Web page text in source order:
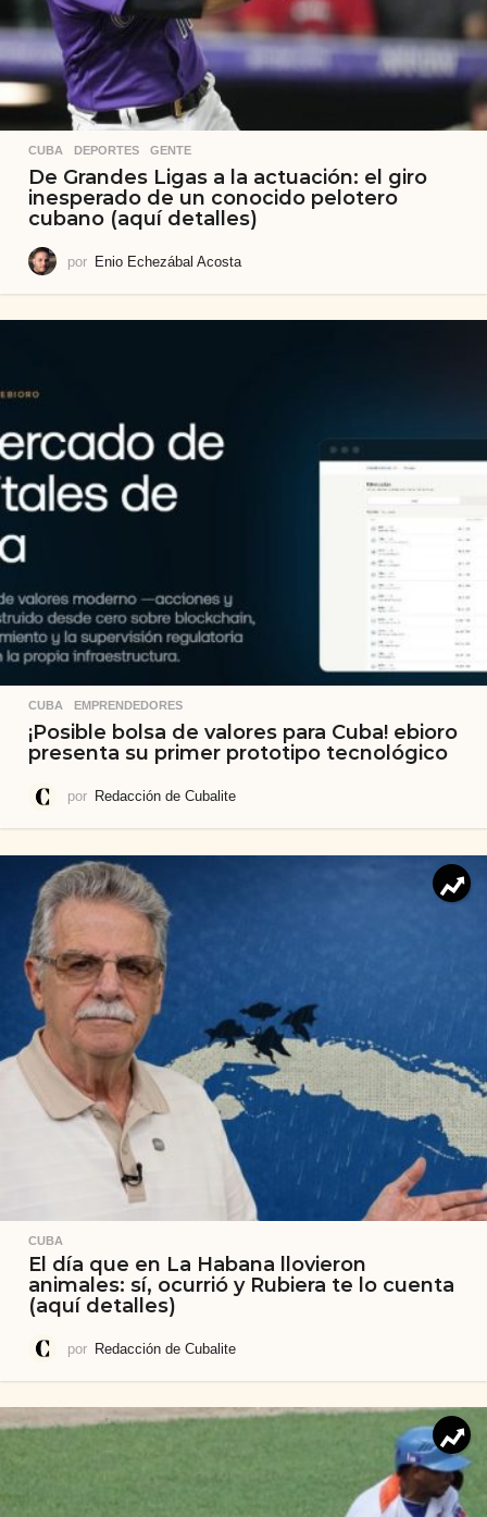
CUBA ,DEPORTES ,GENTE
De Grandes Ligas a la actuación: el giro
inesperado de un conocido pelotero
cubano (aquí detalles)
por Enio Echezábal Acosta
CUBA ,EMPRENDEDORES
¡Posible bolsa de valores para Cuba! ebioro
presenta su primer prototipo tecnológico
por Redacción de Cubalite
CUBA
El día que en La Habana llovieron
animales: sí, ocurrió y Rubiera te lo cuenta
(aquí detalles)
por Redacción de Cubalite